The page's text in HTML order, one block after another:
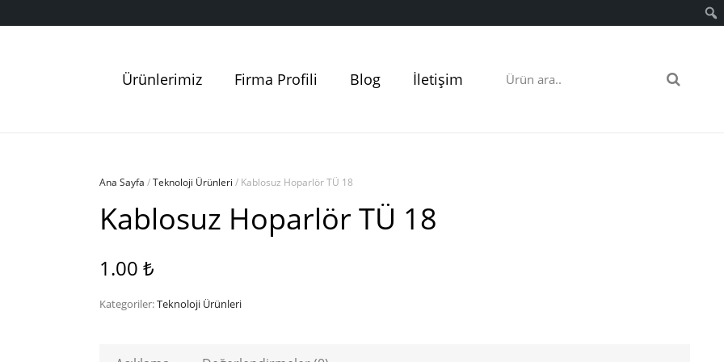
Ürünlerimiz Firma Profili Blog İletişim
Ana Sayfa /Teknoloji Ürünleri / Kablosuz Hoparlör TÜ 18
Kablosuz Hoparlör TÜ 18
1.00₺
Kategoriler:Teknoloji Ürünleri